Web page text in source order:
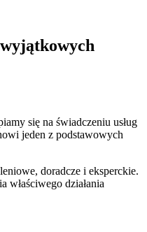
się na świadczeniu usług
jeden z podstawowych
doradcze i eksperckie.
właściwego działania